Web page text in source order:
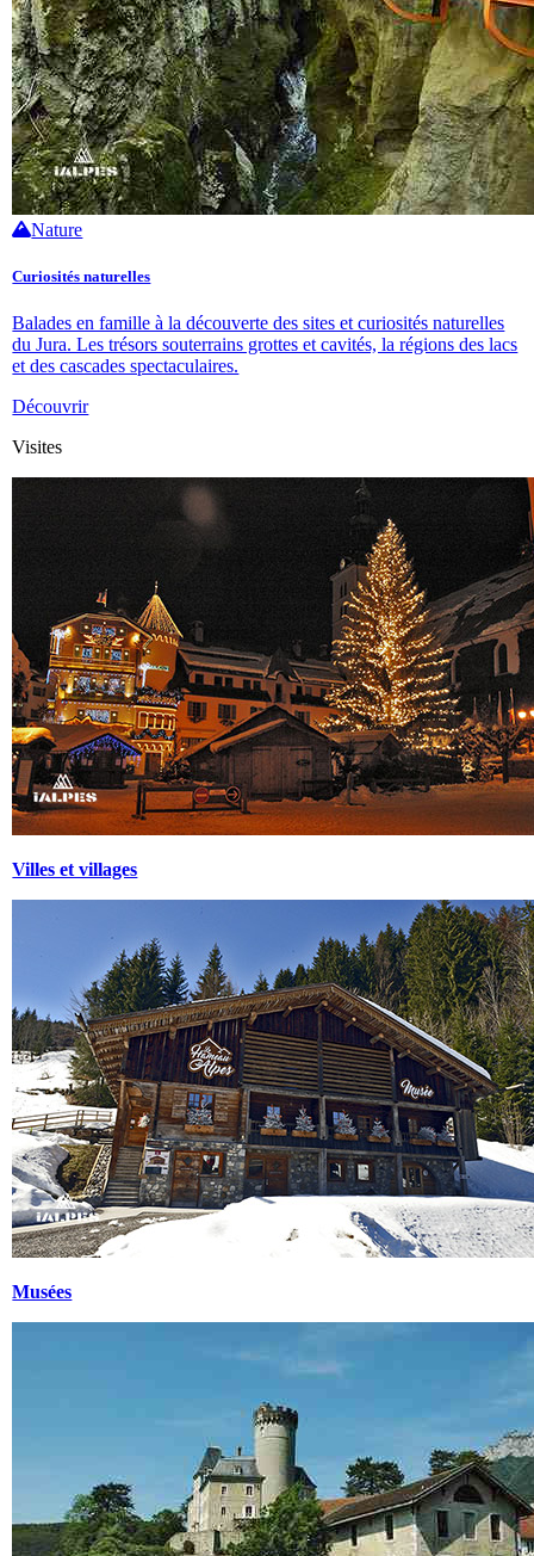
Nature
Curiosités naturelles
Balades en famille à la découverte des sites et curiosités naturelles
du Jura. Les trésors souterrains grottes et cavités, la régions des lacs
et des cascades spectaculaires.
Découvrir
Visites
Villes et villages
Musées